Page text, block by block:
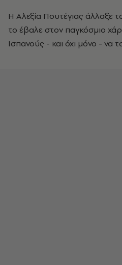
Η Αλεξία Πουτέγιας άλλαξε
το έβαλε στον παγκόσμιο
Ισπανούς - και όχι μόνο - να